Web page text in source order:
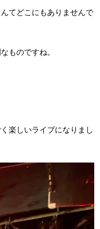
てどこにもありませんで
ものですね。
楽しいライブになりまし